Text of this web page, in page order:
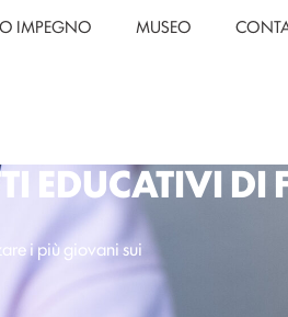
IMPEGNO MUSEO
EDUCATIVI
i più giovani sui